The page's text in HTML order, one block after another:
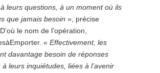
leurs questions, à un moment où ils
que jamais besoin », précise
le nom de l’opération,
« Effectivement, les
davantage besoin de réponses
leurs inquiétudes, liées à l’avenir